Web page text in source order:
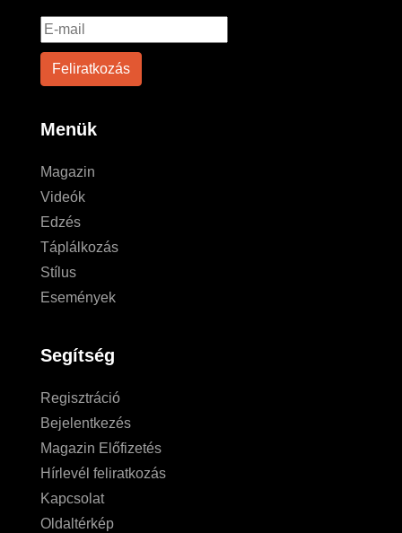
Menük
Magazin
Videók
Edzés
Táplálkozás
Stílus
Események
Segítség
Regisztráció
Bejelentkezés
Magazin Előfizetés
Hírlevél feliratkozás
Kapcsolat
Oldaltérkép